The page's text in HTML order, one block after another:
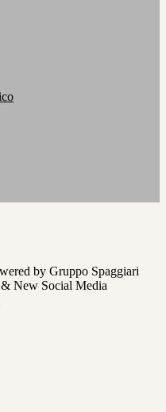
by Gruppo Spaggiari
New Social Media